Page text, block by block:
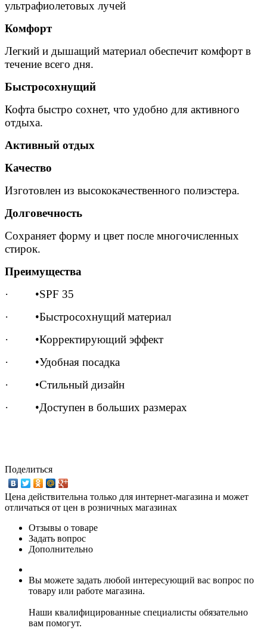
ультрафиолетовых лучей
Комфорт
Легкий и дышащий материал обеспечит комфорт в
течение всего дня.
Быстросохнущий
Кофта быстро сохнет, что удобно для активного
отдыха.
Активный отдых
Качество
Изготовлен из высококачественного полиэстера.
Долговечность
Сохраняет форму и цвет после многочисленных
стирок.
Преимущества
· •SPF 35
· •Быстросохнущий материал
· •Корректирующий эффект
· •Удобная посадка
· •Стильный дизайн
· •Доступен в больших размерах
Поделиться
Цена действительна только для интернет-магазина и может
отличаться от цен в розничных магазинах
Отзывы о товаре
Задать вопрос
Дополнительно
Вы можете задать любой интересующий вас вопрос по
товару или работе магазина.
Наши квалифицированные специалисты обязательно
вам помогут.